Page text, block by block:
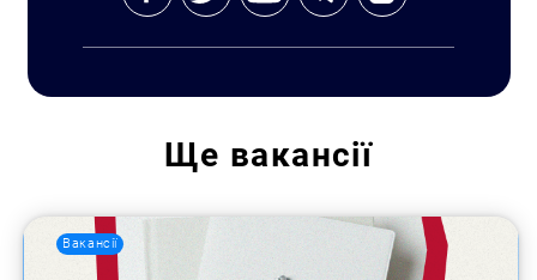
Ще вакансії
Вакансії